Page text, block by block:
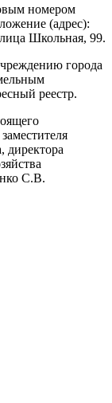
номером
(адрес):
Школьная, 99.
города
реестр.
директора
С.В.